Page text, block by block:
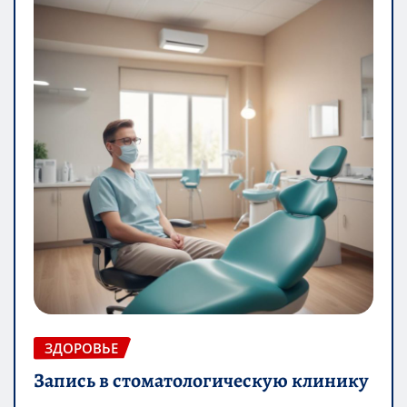
ЗДОРОВЬЕ
Запись в стоматологическую клинику